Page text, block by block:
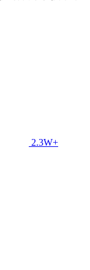
2.3W+